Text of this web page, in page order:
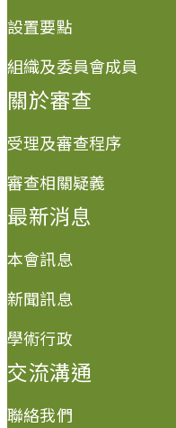
設置要點
組織及委員會成員
關於審查
受理及審查程序
審查相關疑義
最新消息
本會訊息
新聞訊息
學術行政
交流溝通
聯絡我們